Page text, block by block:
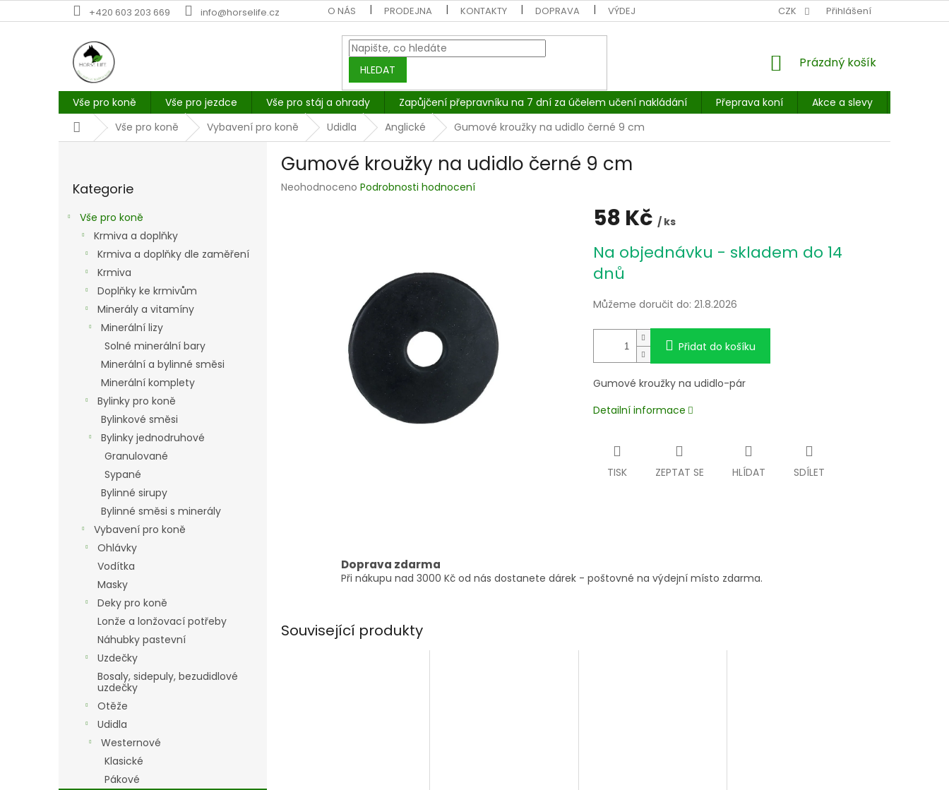
na
+420 603 203 669 info@horselife.cz O NÁS PRODEJNA KONTAKTY DOPRAVA VÝDEJNÍ MÍSTO: BALÍKOVNA, PPL, GLS, SUPERVÝDEJNY, UPS
CZK Přihlášení
HLEDAT
NÁKUPNÍ
Prázdný košík
Vše pro koně Vše pro jezdce Vše pro stáj a ohrady Zapůjčení přepravníku na 7 dní za účelem učení nakládání Přeprava koní Akce a slevy
DomůVše pro koně Vybavení pro koně Udidla Anglické Gumové kroužky na udidlo černé 9 cm
kategorie
Kategorie
Vše pro koně
Krmiva a doplňky
Krmiva a doplňky dle zaměření
Krmiva
Doplňky ke krmivům
Minerály a vitamíny
Minerální lizy
Solné minerální bary
Minerální a bylinné směsi
Minerální komplety
Bylinky pro koně
Bylinkové směsi
Bylinky jednodruhové
Granulované
Sypané
Bylinné sirupy
Bylinné směsi s minerály
Vybavení pro koně
Ohlávky
Vodítka
Masky
Deky pro koně
Lonže a lonžovací potřeby
Náhubky pastevní
Uzdečky
Bosaly, sidepuly, bezudidlové
uzdečky
Otěže
Udidla
Westernové
Klasické
Pákové
Gumové kroužky na udidlo černé 9 cm
Průměrné
Neohodnoceno Podrobnosti hodnocení
58 Kč / ks
cena:
Na objednávku - skladem do 14
dnů
Můžeme doručit do: 21.8.2026
Přidat do košíku
Gumové kroužky na udidlo-pár
Detailní informace
TISK ZEPTAT SE HLÍDAT SDÍLET
Doprava zdarma
Při nákupu nad 3000 Kč od nás dostanete dárek - poštovné na výdejní místo zdarma.
Související produkty